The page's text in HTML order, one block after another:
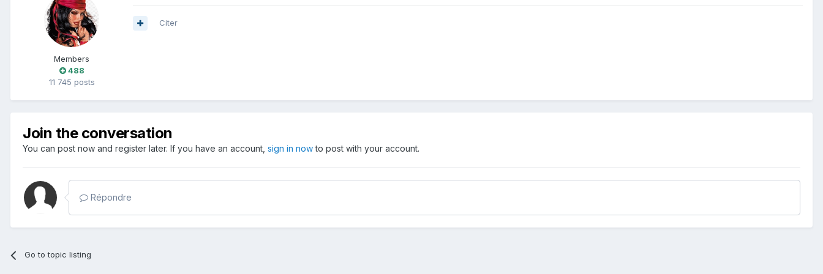
Members
488
11 745 posts
Citer
Join the conversation
You can post now and register later. If you have an account, sign in nowto post with your account.
Répondre
Go to topic listing